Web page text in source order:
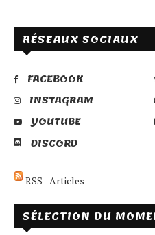
RÉSEAUX SOCIAUX
FACEBOOK
INSTAGRAM
YOUTUBE
DISCORD
RSS - Articles
SÉLECTION DU